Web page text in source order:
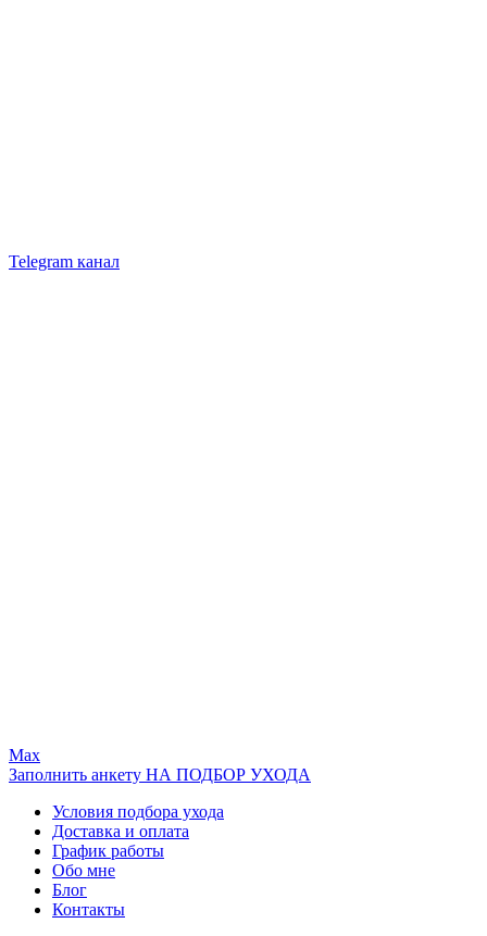
Telegram канал
Max
Заполнить анкету НА ПОДБОР УХОДА
Условия подбора ухода
Доставка и оплата
График работы
Обо мне
Блог
Контакты